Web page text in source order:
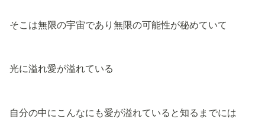
そこは無限の宇宙であり無限の可能性が秘めていて
光に溢れ愛が溢れている
自分の中にこんなにも愛が溢れていると知るまでには